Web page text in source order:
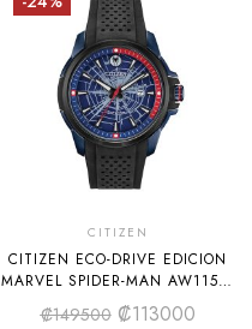
CITIZEN
CITIZEN ECO-DRIVE EDICION
MARVEL SPIDER-MAN AW1156-
01W
₡149500 ₡113000